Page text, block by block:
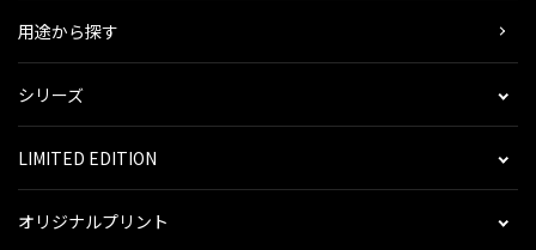
用途から探す
シリーズ
LIMITED EDITION
オリジナルプリント